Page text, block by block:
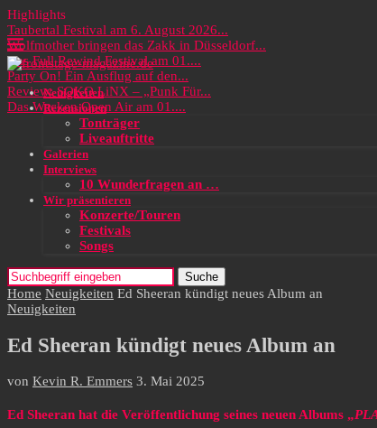
Highlights
Taubertal Festival am 6. August 2026...
Wolfmother bringen das Zakk in Düsseldorf...
Das Full Rewind Festival am 01....
Party On! Ein Ausflug auf den...
Review: SOKO LiNX – „Punk Für...
Das Wacken Open Air am 01....
Neuigkeiten
Rezensionen
Tonträger
Liveauftritte
Galerien
Interviews
10 Wunderfragen an …
Wir präsentieren
Konzerte/Touren
Festivals
Songs
Suche
Home Neuigkeiten Ed Sheeran kündigt neues Album an
Neuigkeiten
Ed Sheeran kündigt neues Album an
von Kevin R. Emmers 3. Mai 2025
Ed Sheeran hat die Veröffentlichung seines neuen Albums „